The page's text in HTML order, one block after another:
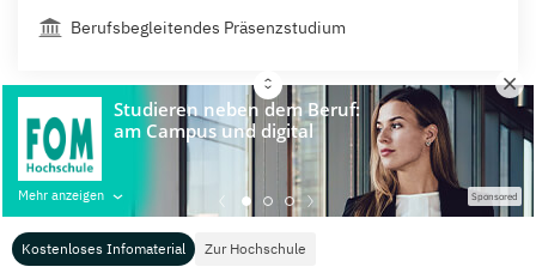
Kostenloses Infomaterial Zur Hochschule
Mehr anzeigen Sponsored
Berufsbegleitendes Präsenzstudium
Für Studierende
Übersicht Studienportale
Für Hochschulen
Mediadaten